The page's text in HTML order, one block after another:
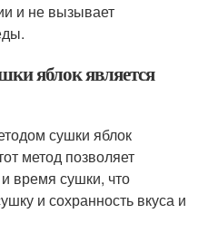
и не вызывает
яблок является
сушки яблок
метод позволяет
время сушки, что
и сохранность вкуса и